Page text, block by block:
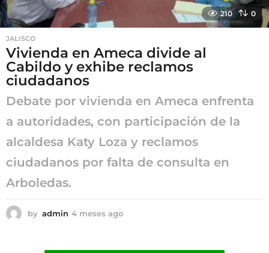
210 0
JALISCO
Vivienda en Ameca divide al
Cabildo y exhibe reclamos
ciudadanos
Debate por vivienda en Ameca enfrenta
a autoridades, con participación de la
alcaldesa Katy Loza y reclamos
ciudadanos por falta de consulta en
Arboledas.
by admin 4 meses ago